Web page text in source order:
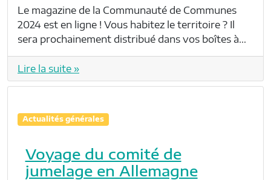
Le magazine de la Communauté de Communes
2024 est en ligne ! Vous habitez le territoire ? Il
sera prochainement distribué dans vos boîtes à…
Lire la suite »
Actualités générales
Voyage du comité de
jumelage en Allemagne